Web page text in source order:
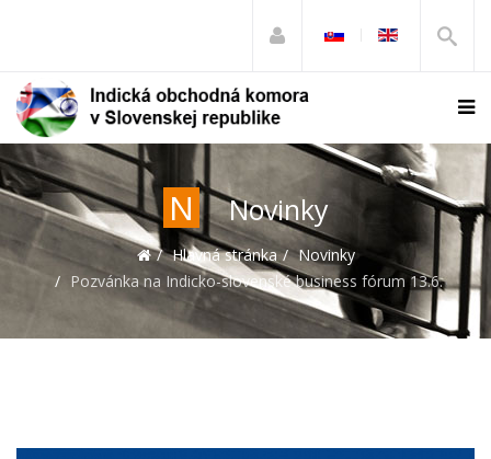
N Novinky
Hlavná stránka
Novinky
Pozvánka na Indicko-slovenské business fórum 13.6.